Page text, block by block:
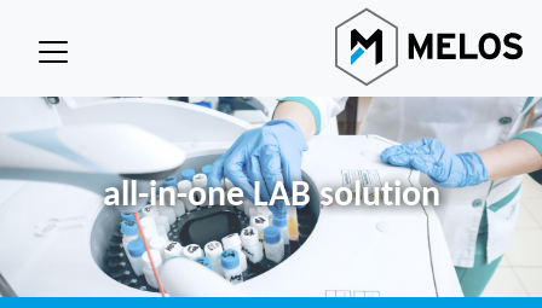
all-in-one LAB solution